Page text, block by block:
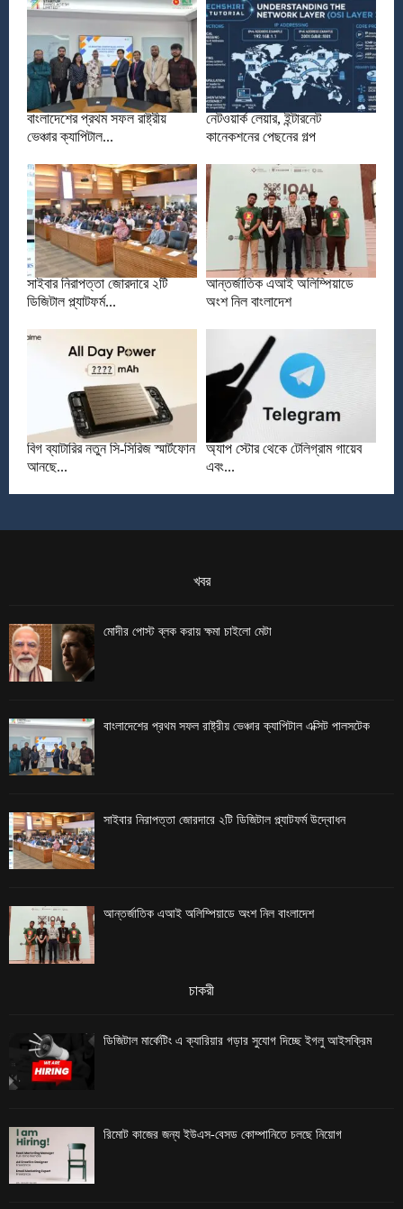
বাংলাদেশের প্রথম সফল রাষ্ট্রীয়
ভেঞ্চার ক্যাপিটাল...
নেটওয়ার্ক লেয়ার, ইন্টারনেট
কানেকশনের পেছনের গল্প
সাইবার নিরাপত্তা জোরদারে ২টি
ডিজিটাল প্ল্যাটফর্ম...
আন্তর্জাতিক এআই অলিম্পিয়াডে
অংশ নিল বাংলাদেশ
বিগ ব্যাটারির নতুন সি-সিরিজ স্মার্টফোন
আনছে...
অ্যাপ স্টোর থেকে টেলিগ্রাম গায়েব
এবং...
খবর
মোদীর পোস্ট ব্লক করায় ক্ষমা চাইলো মেটা
বাংলাদেশের প্রথম সফল রাষ্ট্রীয় ভেঞ্চার ক্যাপিটাল এক্সিট পালসটেক
সাইবার নিরাপত্তা জোরদারে ২টি ডিজিটাল প্ল্যাটফর্ম উদ্বোধন
আন্তর্জাতিক এআই অলিম্পিয়াডে অংশ নিল বাংলাদেশ
চাকরী
ডিজিটাল মার্কেটিং এ ক্যারিয়ার গড়ার সুযোগ দিচ্ছে ইগলু আইসক্রিম
রিমোট কাজের জন্য ইউএস-বেসড কোম্পানিতে চলছে নিয়োগ